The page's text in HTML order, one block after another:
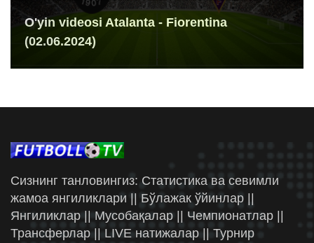
O'yin videosi Atalanta - Fiorentina
(02.06.2024)
Сизнинг танловингиз: Статистика ва севимли
жамоа янгиликлари || Бўлажак ўйинлар ||
Янгиликлар || Мусобақалар || Чемпионатлар ||
Трансферлар || LIVE натижалар || Турнир